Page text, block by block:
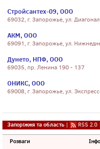
Стройсантех-09, ООО
69032, г. Запорожье, ул.
АКМ, ООО
69091, г. Запорожье, ул.
Дунето, НПФ, ООО
69035, пр. Ленина 190 - 137
ОНИКС, ООО
69008, г. Запорожье, ул.
Запоріжжя та область | RSS 2.0 |
Розваги